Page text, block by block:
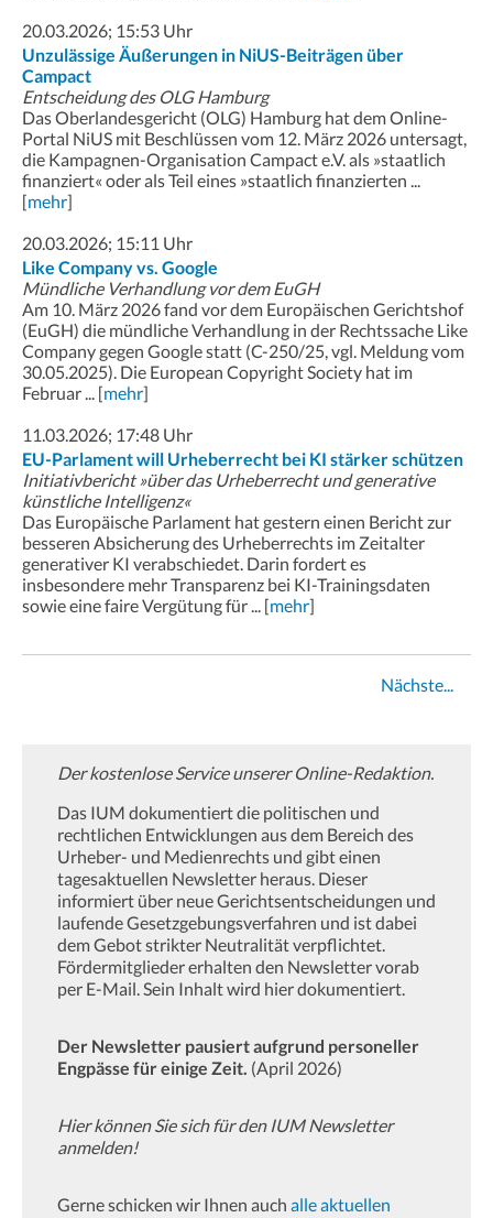
20.03.2026; 15:53 Uhr
Unzulässige Äußerungen in NiUS-Beiträgen über
Campact
Entscheidung des OLG Hamburg
Das Oberlandesgericht (OLG) Hamburg hat dem Online-
Portal NiUS mit Beschlüssen vom 12. März 2026 untersagt,
die Kampagnen-Organisation Campact e.V. als »staatlich
finanziert« oder als Teil eines »staatlich finanzierten ...
[mehr]
20.03.2026; 15:11 Uhr
Like Company vs. Google
Mündliche Verhandlung vor dem EuGH
Am 10. März 2026 fand vor dem Europäischen Gerichtshof
(EuGH) die mündliche Verhandlung in der Rechtssache Like
Company gegen Google statt (C-250/25, vgl. Meldung vom
30.05.2025). Die European Copyright Society hat im
Februar ... [mehr]
11.03.2026; 17:48 Uhr
EU-Parlament will Urheberrecht bei KI stärker schützen
Initiativbericht »über das Urheberrecht und generative
künstliche Intelligenz«
Das Europäische Parlament hat gestern einen Bericht zur
besseren Absicherung des Urheberrechts im Zeitalter
generativer KI verabschiedet. Darin fordert es
insbesondere mehr Transparenz bei KI-Trainingsdaten
sowie eine faire Vergütung für ... [mehr]
Nächste...
Der kostenlose Service unserer Online-Redaktion.
Das IUM dokumentiert die politischen und
rechtlichen Entwicklungen aus dem Bereich des
Urheber- und Medienrechts und gibt einen
tagesaktuellen Newsletter heraus. Dieser
informiert über neue Gerichtsentscheidungen und
laufende Gesetzgebungsverfahren und ist dabei
dem Gebot strikter Neutralität verpflichtet.
Fördermitglieder erhalten den Newsletter vorab
per E-Mail. Sein Inhalt wird hier dokumentiert.
Der Newsletter pausiert aufgrund personeller
Engpässe für einige Zeit. (April 2026)
Hier können Sie sich für den IUM Newsletter
anmelden!
Gerne schicken wir Ihnen auch alle aktuellen